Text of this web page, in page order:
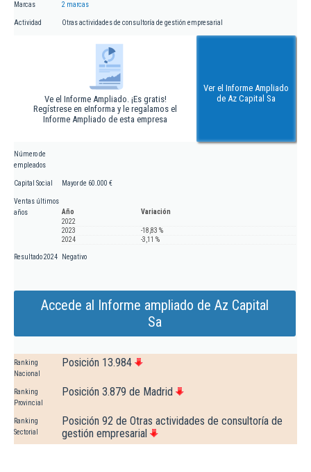
Marcas 2 marcas
Actividad Otras actividades de consultoría de gestión empresarial
Ve el Informe Ampliado. ¡Es gratis!
Regístrese en eInforma y le regalamos el
Informe Ampliado de esta empresa
Ver el Informe Ampliado
de Az Capital Sa
Número de
empleados
Capital Social Mayor de 60.000 €
Ventas últimos
años
Año
Variación
2022
2023
-18,83 %
2024
-3,11 %
Resultado 2024 Negativo
Accede al Informe ampliado de Az Capital
Sa
Ranking
Nacional
Posición 13.984
Ranking
Provincial
Posición 3.879 de Madrid
Ranking
Sectorial
Posición 92 de Otras actividades de consultoría de
gestión empresarial